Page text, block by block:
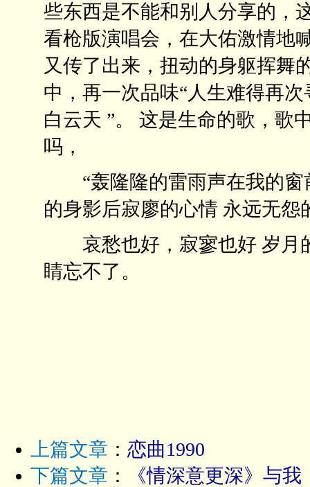
些东西是不能和别人分享的，
看枪版演唱会，在大佑激情地
又传了出来，扭动的身躯挥舞
中，再一次品味“人生难得再
白云天 ”。 这是生命的歌，歌
吗，
“轰隆隆的雷雨声在我的窗
的身影后寂廖的心情 永远无怨
哀愁也好，寂寥也好 岁月
睛忘不了。
上篇文章 ： 恋曲1990
下篇文章 ： 《情深意更深》与我